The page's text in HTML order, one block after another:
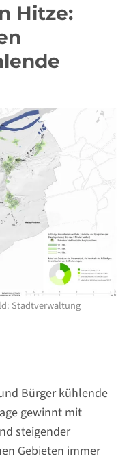
Hitze:
Stadtverwaltung
Bürger kühlende
gewinnt mit
steigender
Gebieten immer